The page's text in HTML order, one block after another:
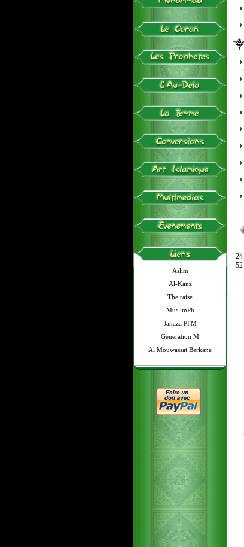
Aslim
Al-Kanz
The raise
MuslimPh
Janaza PFM
Generation M
Al Mouwassat Berkane
24
52